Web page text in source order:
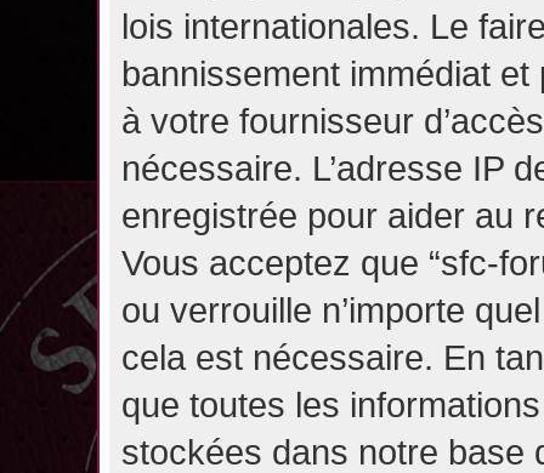
lois internationales. Le
bannissement immédiat
à votre fournisseur
nécessaire. L’adresse IP
enregistrée pour aider au
Vous acceptez que “sfc-
ou verrouille n’importe
cela est nécessaire. En
que toutes les
stockées dans notre base